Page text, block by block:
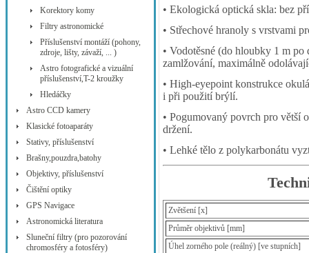
Korektory komy
Filtry astronomické
Příslušenství montáží (pohony,
zdroje, lišty, závaží, ... )
Astro fotografické a vizuální
příslušenství,T-2 kroužky
Hledáčky
Astro CCD kamery
Klasické fotoaparáty
Stativy, příslušenství
Brašny,pouzdra,batohy
Objektivy, příslušenství
Čištění optiky
GPS Navigace
Astronomická literatura
Sluneční filtry (pro pozorování
chromosféry a fotosféry)
• Ekologická optická skla: bez
• Střechové hranoly s vrstvami
• Vodotěsné (do hloubky 1 m
zamlžování, maximálně
• High-eyepoint konstrukce
i při použití brýlí.
• Pogumovaný povrch pro větší
držení.
• Lehké tělo z polykarbonátu
Zvětšení [x]
Průměr objektivů [mm]
Úhel zorného pole (reálný) [ve stupních]